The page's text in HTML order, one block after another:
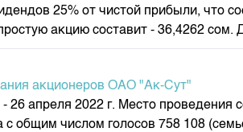
25% от чистой прибыли, что
акцию составит - 36,4262
акционеров ОАО "Ак-Сут"
26 апреля 2022 г. Место проведения
с общим числом голосов 758 108